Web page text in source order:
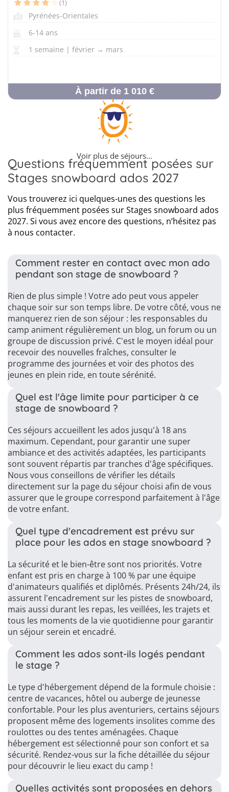
(1)
Pyrénées-Orientales
6-14 ans
1 semaine | février → mars
À partir de 1 010 €
Voir plus de séjours...
Questions fréquemment posées sur
Stages snowboard ados 2027
Vous trouverez ici quelques-unes des questions les
plus fréquemment posées sur Stages snowboard ados
2027. Si vous avez encore des questions, n’hésitez pas
à nous contacter.
Comment rester en contact avec mon ado
pendant son stage de snowboard ?
Rien de plus simple ! Votre ado peut vous appeler
chaque soir sur son temps libre. De votre côté, vous ne
manquerez rien de son séjour : les responsables du
camp animent régulièrement un blog, un forum ou un
groupe de discussion privé. C'est le moyen idéal pour
recevoir des nouvelles fraîches, consulter le
programme des journées et voir des photos des
jeunes en plein ride, en toute sérénité.
Quel est l'âge limite pour participer à ce
stage de snowboard ?
Ces séjours accueillent les ados jusqu'à 18 ans
maximum. Cependant, pour garantir une super
ambiance et des activités adaptées, les participants
sont souvent répartis par tranches d'âge spécifiques.
Nous vous conseillons de vérifier les détails
directement sur la page du séjour choisi afin de vous
assurer que le groupe correspond parfaitement à l'âge
de votre enfant.
Quel type d'encadrement est prévu sur
place pour les ados en stage snowboard ?
La sécurité et le bien-être sont nos priorités. Votre
enfant est pris en charge à 100 % par une équipe
d'animateurs qualifiés et diplômés. Présents 24h/24, ils
assurent l'encadrement sur les pistes de snowboard,
mais aussi durant les repas, les veillées, les trajets et
tous les moments de la vie quotidienne pour garantir
un séjour serein et encadré.
Comment les ados sont-ils logés pendant
le stage ?
Le type d'hébergement dépend de la formule choisie :
centre de vacances, hôtel ou auberge de jeunesse
confortable. Pour les plus aventuriers, certains séjours
proposent même des logements insolites comme des
roulottes ou des tentes aménagées. Chaque
hébergement est sélectionné pour son confort et sa
sécurité. Rendez-vous sur la fiche détaillée du séjour
pour découvrir le lieu exact du camp !
Quelles activités sont proposées en dehors